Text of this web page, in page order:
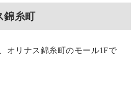
錦糸町
オリナス錦糸町のモール1Fで